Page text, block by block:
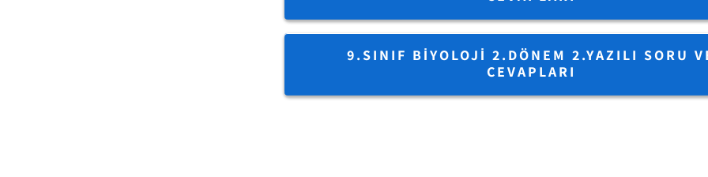
9.SINIF BIYOLOJI 2.DÖNEM 2.YAZILI SORU
CEVAPLARI